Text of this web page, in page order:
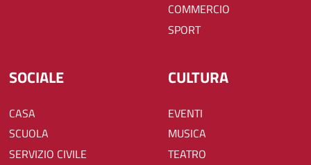
COMMERCIO
SPORT
SOCIALE
CASA
SCUOLA
SERVIZIO CIVILE
CULTURA
EVENTI
MUSICA
TEATRO